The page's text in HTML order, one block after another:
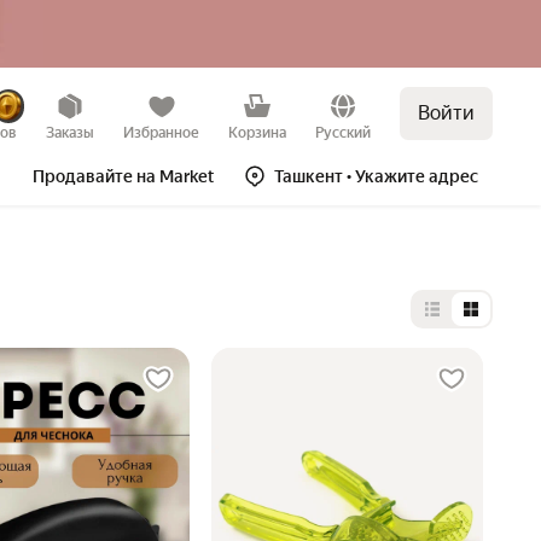
Заказы Избранное Корзина Русский
Войти
Продавайте на Market Ташкент• Укажите адрес
Выбор типа